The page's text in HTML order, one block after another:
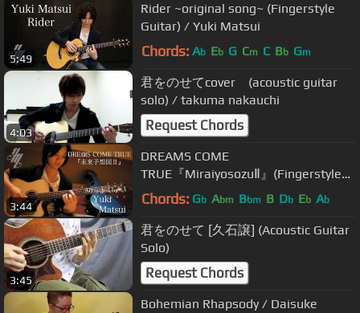
5:49
Rider ~original song~ (Fingerstyle
Guitar) / Yuki Matsui
Chords: Ab Eb G Cm C Bb Gm
4:03
君をのせてcover (acoustic guitar
solo) / takuma nakauchi
Request Chords
3:44
DREAMS COME
TRUE『MiraiyosozuⅡ』(Fingerstyle
Guitar)
Chords: Gb Abm Bbm B Db Eb Ab
3:45
君をのせて [久石譲] (Acoustic Guitar
Solo)
Request Chords
Bohemian Rhapsody / Daisuke